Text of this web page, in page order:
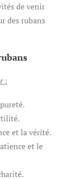
de venir
des rubans
:
et la vérité.
et le